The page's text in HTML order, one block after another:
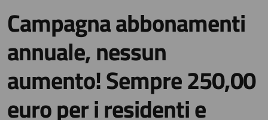
Campagna abbonamenti
annuale, nessun
aumento! Sempre 250,00
euro per i residenti e